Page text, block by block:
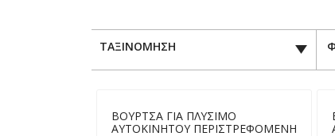
ΤΑΞΙΝΟΜΗΣΗ
ΒΟΥΡΤΣΑ ΓΙΑ ΠΛΥΣΙΜΟ
ΑΥΤΟΚΙΝΗΤΟΥ ΠΕΡΙΣΤΡΕΦΟΜΕΝΗ